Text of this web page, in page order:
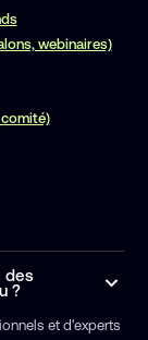
webinaires)
des
?
et d'experts